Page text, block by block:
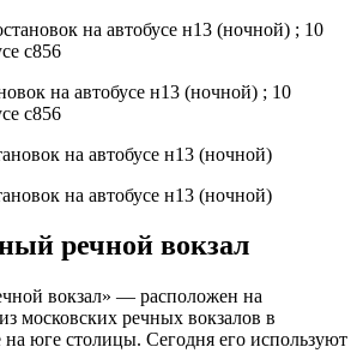
на автобусе н13 (ночной) ; 10
с856
на автобусе н13 (ночной) ; 10
с856
на автобусе н13 (ночной)
на автобусе н13 (ночной)
речной вокзал
вокзал» — расположен на
московских речных вокзалов в
на юге столицы. Сегодня его используют